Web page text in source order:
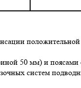
положительной
50 мм) и
систем